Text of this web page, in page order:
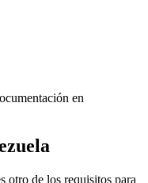
en
otro de los requisitos para